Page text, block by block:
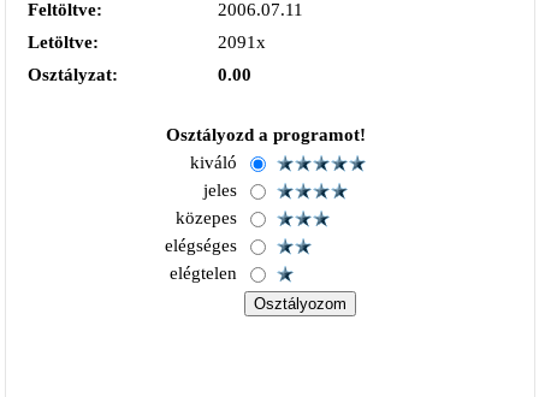
Feltöltve:
2006.07.11
Letöltve:
2091x
Osztályzat:
0.00
Osztályozd a programot!
kiváló
jeles
közepes
elégséges
elégtelen